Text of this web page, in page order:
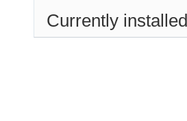
Currently installed